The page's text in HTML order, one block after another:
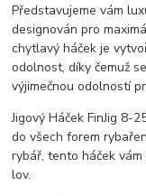
Představujeme vám
designován pro
chytlavý háček je
odolnost, díky čemuž
výjimečnou odolností
Jigový Háček FinJig 8-
do všech forem
rybář, tento háček
lov.